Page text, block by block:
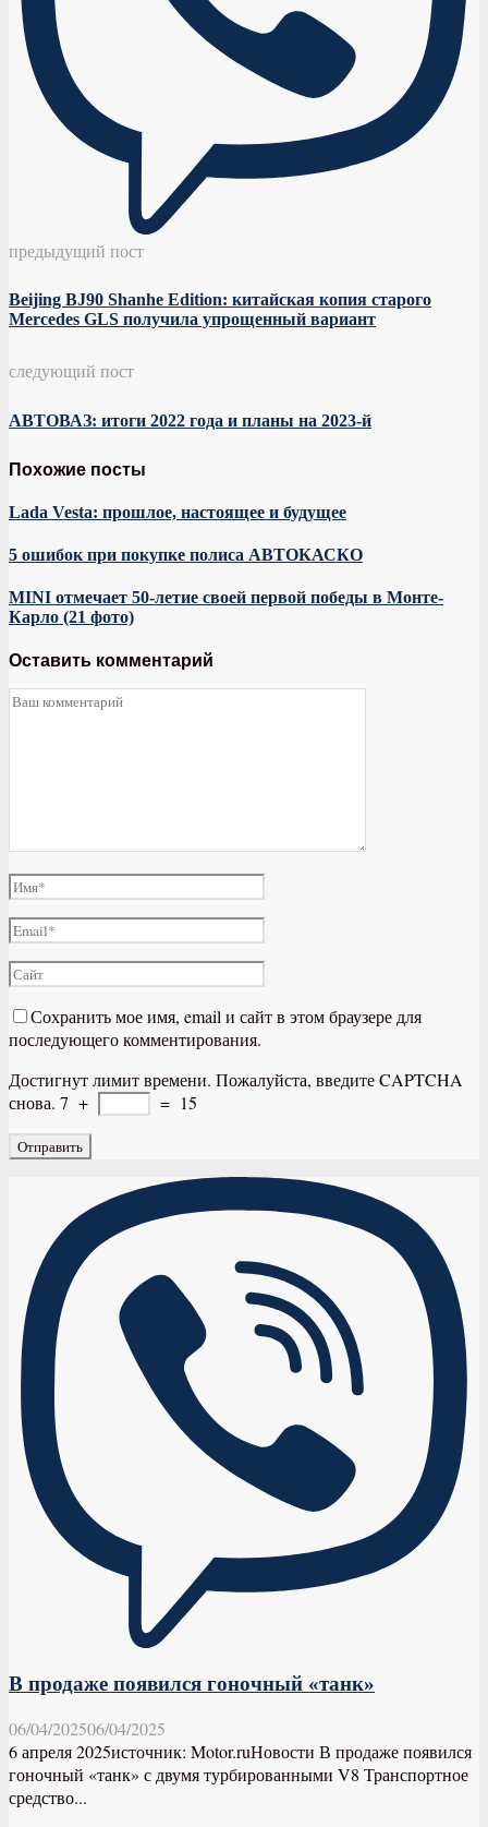
предыдущий пост
Beijing BJ90 Shanhe Edition: китайская копия старого
Mercedes GLS получила упрощенный вариант
следующий пост
АВТОВАЗ: итоги 2022 года и планы на 2023-й
Похожие посты
Lada Vesta: прошлое, настоящее и будущее
5 ошибок при покупке полиса АВТОКАСКО
MINI отмечает 50-летие своей первой победы в Монте-
Карло (21 фото)
Оставить комментарий
Сохранить мое имя, email и сайт в этом браузере для
последующего комментирования.
Достигнут лимит времени. Пожалуйста, введите CAPTCHA
снова. 7 + = 15
В продаже появился гоночный «танк»
06/04/202506/04/2025
6 апреля 2025источник: Motor.ruНовости В продаже появился
гоночный «танк» с двумя турбированными V8 Транспортное
средство...